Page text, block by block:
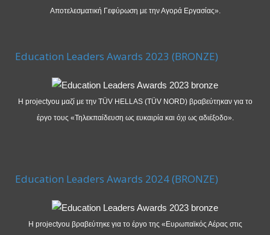
Αποτελεσματική Γεφύρωση με την Αγορά Εργασίας».
Education Leaders Awards 2023 (BRONZE)
Η projectyou μαζί με την TÜV HELLAS (TÜV NORD) βραβεύτηκαν για το
έργο τους «Τηλεκπαίδευση ως ευκαιρία και όχι ως αδιέξοδο».
Education Leaders Awards 2024 (BRONZE)
Η projectyou βραβεύτηκε για το έργο της «Ευρωπαϊκός Αέρας στις